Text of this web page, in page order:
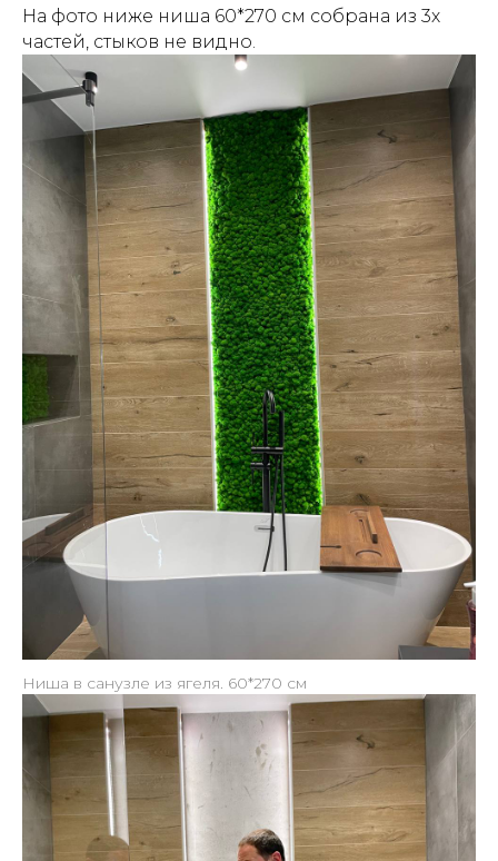
На фото ниже ниша 60*270 см собрана из 3х
частей, стыков не видно.
Ниша в санузле из ягеля. 60*270 см